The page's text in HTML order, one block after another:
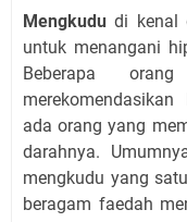
Mengkudu di kenal
untuk menangani
Beberapa
ada orang yang
darahnya.
mengkudu yang
beragam faedah